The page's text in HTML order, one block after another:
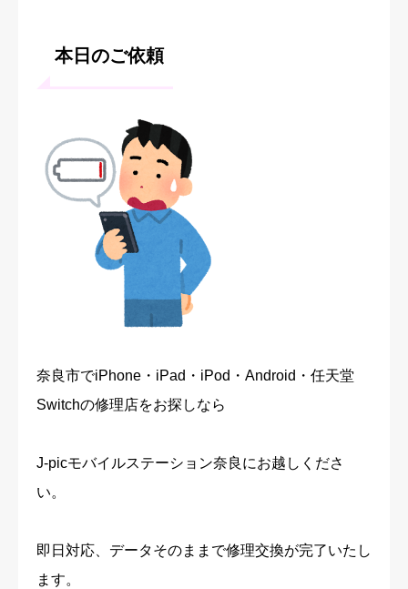
本日のご依頼
奈良市でiPhone・iPad・iPod・Android・任天堂
Switchの修理店をお探しなら
J-picモバイルステーション奈良にお越しくださ
い。
即日対応、データそのままで修理交換が完了いたし
ます。